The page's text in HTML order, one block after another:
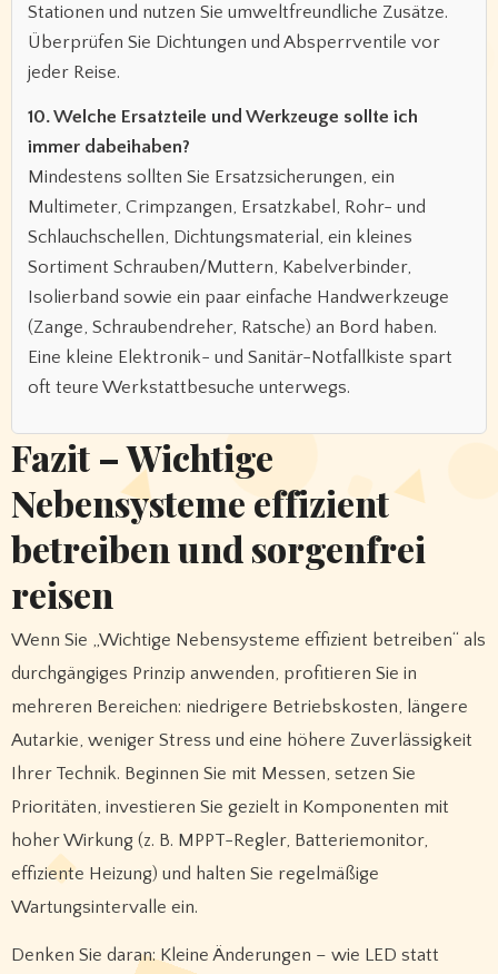
Stationen und nutzen Sie umweltfreundliche Zusätze.
Überprüfen Sie Dichtungen und Absperrventile vor
jeder Reise.
10. Welche Ersatzteile und Werkzeuge sollte ich
immer dabeihaben?
Mindestens sollten Sie Ersatzsicherungen, ein
Multimeter, Crimpzangen, Ersatzkabel, Rohr- und
Schlauchschellen, Dichtungsmaterial, ein kleines
Sortiment Schrauben/Muttern, Kabelverbinder,
Isolierband sowie ein paar einfache Handwerkzeuge
(Zange, Schraubendreher, Ratsche) an Bord haben.
Eine kleine Elektronik- und Sanitär-Notfallkiste spart
oft teure Werkstattbesuche unterwegs.
Fazit – Wichtige
Nebensysteme effizient
betreiben und sorgenfrei
reisen
Wenn Sie „Wichtige Nebensysteme effizient betreiben“ als
durchgängiges Prinzip anwenden, profitieren Sie in
mehreren Bereichen: niedrigere Betriebskosten, längere
Autarkie, weniger Stress und eine höhere Zuverlässigkeit
Ihrer Technik. Beginnen Sie mit Messen, setzen Sie
Prioritäten, investieren Sie gezielt in Komponenten mit
hoher Wirkung (z. B. MPPT-Regler, Batteriemonitor,
effiziente Heizung) und halten Sie regelmäßige
Wartungsintervalle ein.
Denken Sie daran: Kleine Änderungen – wie LED statt